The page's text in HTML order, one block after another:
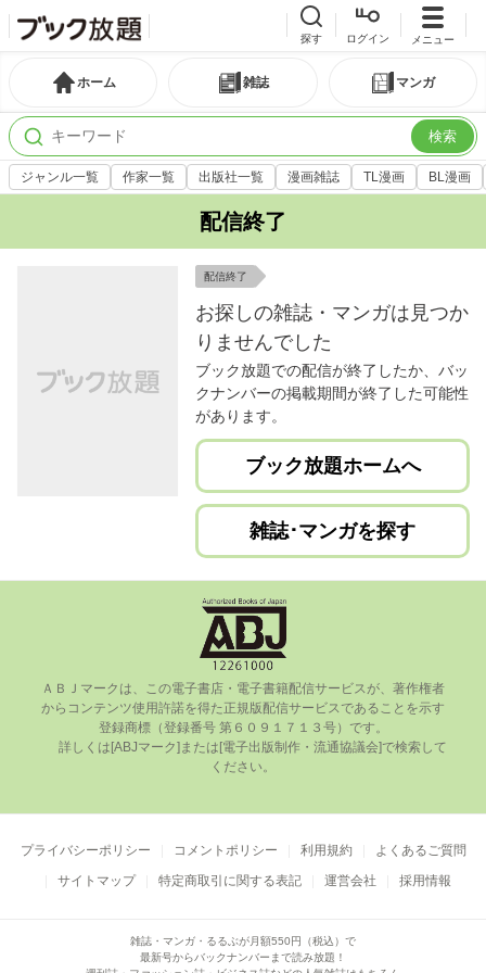
探す ログイン メニュー
ホーム 雑誌 マンガ
検索
ジャンル一覧 作家一覧 出版社一覧 漫画雑誌 TL漫画 BL漫画
配信終了
配信終了
お探しの雑誌・マンガは見つか
りませんでした
ブック放題での配信が終了したか、バッ
クナンバーの掲載期間が終了した可能性
があります。
ブック放題ホームへ
雑誌･マンガを探す
ＡＢＪマークは、この電⼦書店・電⼦書籍配信サービスが、著作権者
からコンテンツ使⽤許諾を得た正規版配信サービスであることを⽰す
登録商標（登録番号 第６０９１７１３号）です。
ください。
プライバシーポリシー コメントポリシー 利用規約
よくあるご質問
サイトマップ
特定商取引に関する表記 運営会社 採用情報
雑誌・マンガ・るるぶが月額550円（税込）で
最新号からバックナンバーまで読み放題！